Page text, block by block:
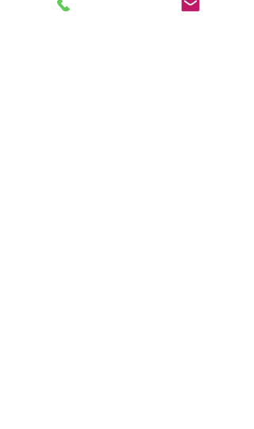
żywotność, co czyni je niezastąpionymi